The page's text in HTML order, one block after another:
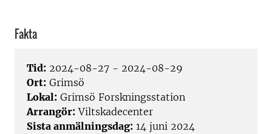
Fakta
Tid: 2024-08-27 - 2024-08-29
Ort: Grimsö
Lokal: Grimsö Forskningsstation
Arrangör: Viltskadecenter
Sista anmälningsdag: 14 juni 2024